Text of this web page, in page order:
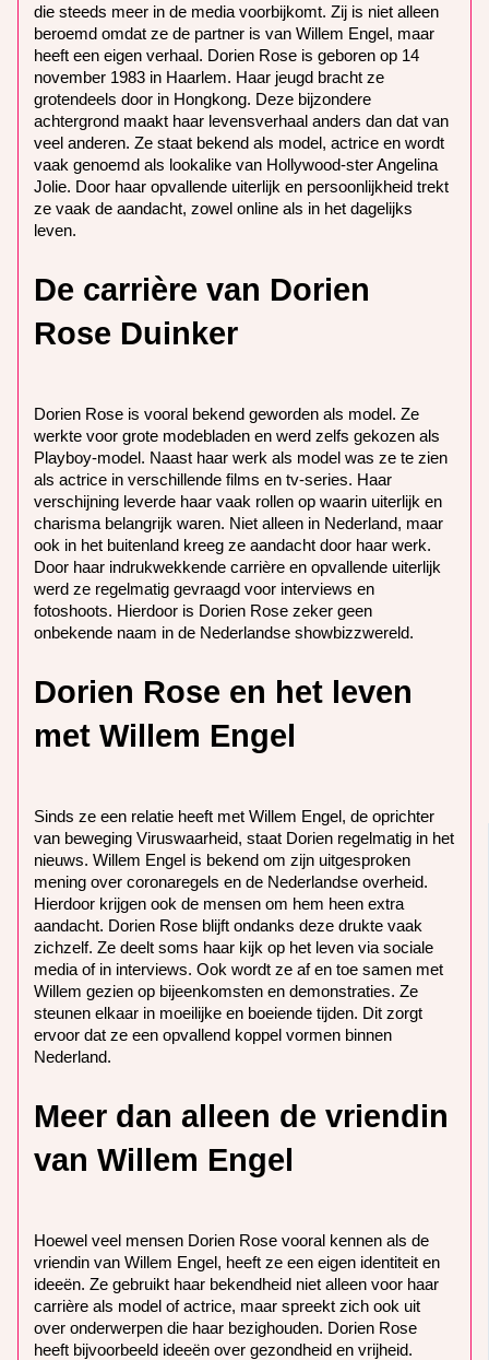
die steeds meer in de media voorbijkomt. Zij is niet alleen
beroemd omdat ze de partner is van Willem Engel, maar
heeft een eigen verhaal. Dorien Rose is geboren op 14
november 1983 in Haarlem. Haar jeugd bracht ze
grotendeels door in Hongkong. Deze bijzondere
achtergrond maakt haar levensverhaal anders dan dat van
veel anderen. Ze staat bekend als model, actrice en wordt
vaak genoemd als lookalike van Hollywood-ster Angelina
Jolie. Door haar opvallende uiterlijk en persoonlijkheid trekt
ze vaak de aandacht, zowel online als in het dagelijks
leven.
De carrière van Dorien
Rose Duinker
Dorien Rose is vooral bekend geworden als model. Ze
werkte voor grote modebladen en werd zelfs gekozen als
Playboy-model. Naast haar werk als model was ze te zien
als actrice in verschillende films en tv-series. Haar
verschijning leverde haar vaak rollen op waarin uiterlijk en
charisma belangrijk waren. Niet alleen in Nederland, maar
ook in het buitenland kreeg ze aandacht door haar werk.
Door haar indrukwekkende carrière en opvallende uiterlijk
werd ze regelmatig gevraagd voor interviews en
fotoshoots. Hierdoor is Dorien Rose zeker geen
onbekende naam in de Nederlandse showbizzwereld.
Dorien Rose en het leven
met Willem Engel
Sinds ze een relatie heeft met Willem Engel, de oprichter
van beweging Viruswaarheid, staat Dorien regelmatig in het
nieuws. Willem Engel is bekend om zijn uitgesproken
mening over coronaregels en de Nederlandse overheid.
Hierdoor krijgen ook de mensen om hem heen extra
aandacht. Dorien Rose blijft ondanks deze drukte vaak
zichzelf. Ze deelt soms haar kijk op het leven via sociale
media of in interviews. Ook wordt ze af en toe samen met
Willem gezien op bijeenkomsten en demonstraties. Ze
steunen elkaar in moeilijke en boeiende tijden. Dit zorgt
ervoor dat ze een opvallend koppel vormen binnen
Nederland.
Meer dan alleen de vriendin
van Willem Engel
Hoewel veel mensen Dorien Rose vooral kennen als de
vriendin van Willem Engel, heeft ze een eigen identiteit en
ideeën. Ze gebruikt haar bekendheid niet alleen voor haar
carrière als model of actrice, maar spreekt zich ook uit
over onderwerpen die haar bezighouden. Dorien Rose
heeft bijvoorbeeld ideeën over gezondheid en vrijheid.